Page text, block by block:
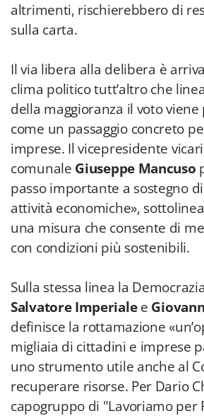
altrimenti, rischierebbero di
sulla carta.
Il via libera alla delibera è
clima politico tutt’altro che
della maggioranza il voto
come un passaggio concreto
imprese. Il vicepresidente
comunale Giuseppe Mancuso
passo importante a sostegno
attività economiche»,
una misura che consente di
con condizioni più sostenibili.
Sulla stessa linea la
Salvatore Imperialee
definisce la rottamazione
migliaia di cittadini e imprese
uno strumento utile anche al
recuperare risorse. Per Dario
capogruppo di "Lavoriamo per